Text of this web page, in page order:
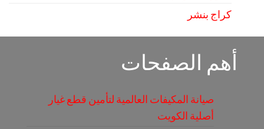
كراج بنشر
أهم الصفحات
صيانة المكيفات العالمية لتأمين قطع غيار
أصلية الكويت